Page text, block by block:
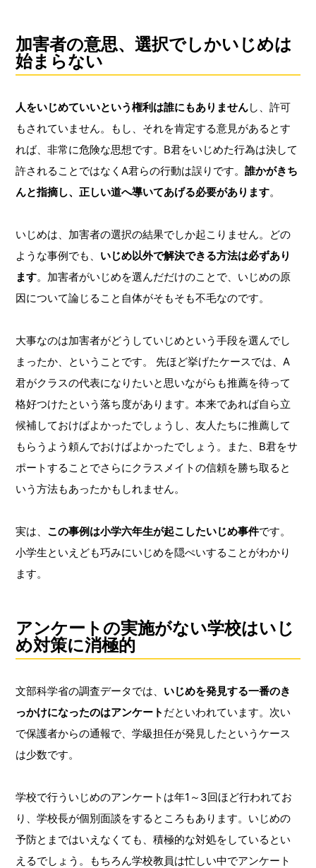
加害者の意思、選択でしかいじめは
始まらない
人をいじめていいという権利は誰にもありませんし、許可
もされていません。もし、それを肯定する意見があるとす
れば、非常に危険な思想です。B君をいじめた行為は決して
許されることではなくA君らの行動は誤りです。誰かがきち
んと指摘し、正しい道へ導いてあげる必要があります。
いじめは、加害者の選択の結果でしか起こりません。どの
ような事例でも、 いじめ以外で解決できる方法は必ずあり
ます。加害者がいじめを選んだだけのことで、いじめの原
因について論じること自体がそもそも不毛なのです。
大事なのは加害者がどうしていじめという手段を選んでし
まったか、ということです。 先ほど挙げたケースでは、A
君がクラスの代表になりたいと思いながらも推薦を待って
格好つけたという落ち度があります。本来であれば自ら立
候補しておけばよかったでしょうし、友人たちに推薦して
もらうよう頼んでおけばよかったでしょう。また、B君をサ
ポートすることでさらにクラスメイトの信頼を勝ち取ると
いう方法もあったかもしれません。
実は、 この事例は小学六年生が起こしたいじめ事件です。
小学生といえども巧みにいじめを隠ぺいすることがわかり
ます。
アンケートの実施がない学校はいじ
め対策に消極的
文部科学省の調査データでは、 いじめを発見する一番のき
っかけになったのはアンケート だといわれています。次い
で保護者からの通報で、学級担任が発見したというケース
は少数です。
学校で行ういじめのアンケートは年1～3回ほど行われてお
り、学校長が個別面談をするところもあります。いじめの
予防とまではいえなくても、積極的な対処をしているとい
えるでしょう。もちろん学校教員は忙しい中でアンケート